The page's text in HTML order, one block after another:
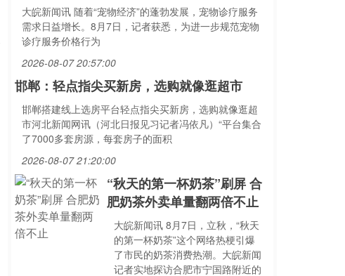
大皖新闻讯 随着“宠物经济”的蓬勃发展，宠物诊疗服务
需求日益增长。8月7日，记者获悉，为进一步规范宠物
诊疗服务价格行为
2026-08-07 20:57:00
邯郸：轻点指尖买新房，选购就像逛超市
邯郸搭建线上选房平台轻点指尖买新房，选购就像逛超
市河北新闻网讯（河北日报见习记者冯依凡）“平台集合
了7000多套房源，每套房子的面积
2026-08-07 21:20:00
“秋天的第一杯奶茶”刷屏 合
肥奶茶外卖单量翻两倍不止
大皖新闻讯 8月7日，立秋，“秋天
的第一杯奶茶”这个网络热梗引爆
了市民的奶茶消费热潮。大皖新闻
记者实地探访合肥市宁国路附近的